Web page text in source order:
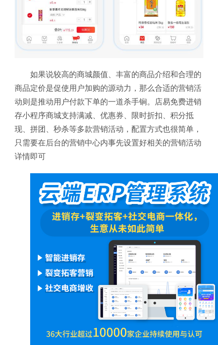
如果说较高的商城颜值、丰富的商品介绍和合理的
商品定价是促使用户加购的源动力，那么合适的营销活
动则是推动用户付款下单的一道杀手锏。店易免费进销
存小程序商城支持满减、优惠券、限时折扣、积分抵
现、拼团、秒杀等多款营销活动，配置方式也很简单，
只需要在后台的营销中心内事先设置好相关的营销活动
详情即可